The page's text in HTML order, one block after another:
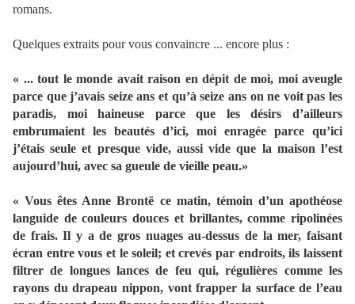
romans.
Quelques extraits pour vous convaincre ... encore plus :
« ... tout le monde avait raison en dépit de moi, moi aveugle
parce que j’avais seize ans et qu’à seize ans on ne voit pas les
paradis, moi haineuse parce que les désirs d’ailleurs
embrumaient les beautés d’ici, moi enragée parce qu’ici
j’étais seule et presque vide, aussi vide que la maison l’est
aujourd’hui, avec sa gueule de vieille peau.»
« Vous êtes Anne Brontë ce matin, témoin d’un apothéose
languide de couleurs douces et brillantes, comme ripolinées
de frais. Il y a de gros nuages au-dessus de la mer, faisant
écran entre vous et le soleil; et crevés par endroits, ils laissent
filtrer de longues lances de feu qui, régulières comme les
rayons du drapeau nippon, vont frapper la surface de l’eau